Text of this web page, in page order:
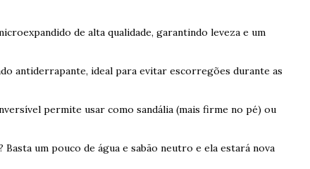
de alta qualidade, garantindo leveza e um
antiderrapante, ideal para evitar escorregões durante as
permite usar como sandália (mais firme no pé) ou
um pouco de água e sabão neutro e ela estará nova